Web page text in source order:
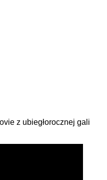
z ubiegłorocznej gali